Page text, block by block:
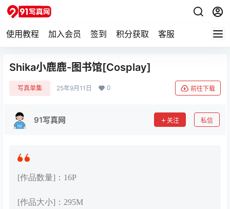
使用教程 加入会员 签到 积分获取 客服
Shika小鹿鹿-图书馆[Cosplay]
写真单集 25年9月11日 0 前往下载
91写真网 关注 私信
[作品数量]：16P
[作品大小]：295M